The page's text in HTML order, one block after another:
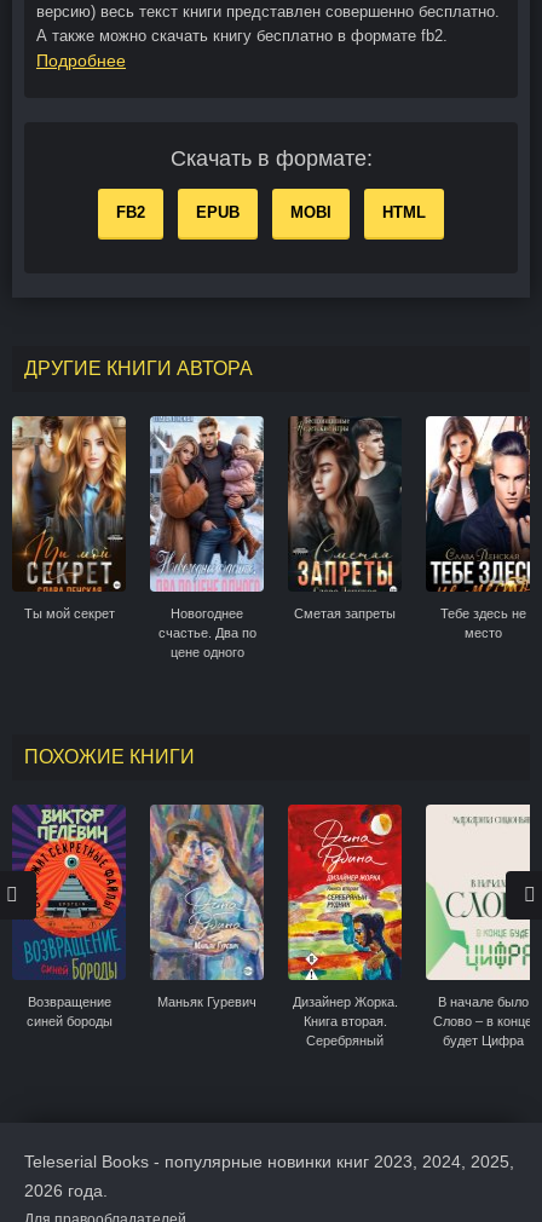
версию) весь текст книги представлен совершенно бесплатно.
А также можно скачать книгу бесплатно в формате fb2.
Подробнее
Скачать в формате:
FB2 EPUB MOBI HTML
ДРУГИЕ КНИГИ АВТОРА
Ты мой секрет
Новогоднее
счастье. Два по
цене одного
Сметая запреты
Тебе здесь не
место
ПОХОЖИЕ КНИГИ
Возвращение
синей бороды
Маньяк Гуревич
Дизайнер Жорка.
Книга вторая.
Серебряный
В начале было
Слово – в конце
будет Цифра
Teleserial Books - популярные новинки книг 2023, 2024, 2025,
2026 года.